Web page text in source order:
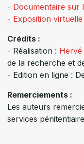
- Documentaire sur
- Exposition
Crédits :
- Réalisation : Hervé
de la recherche et
- Edition en ligne :
Remerciements :
Les auteurs
services